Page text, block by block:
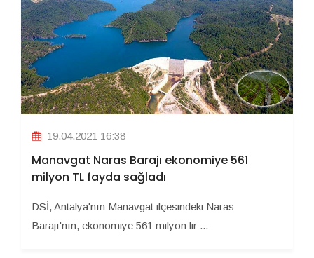
19.04.2021 16:38
Manavgat Naras Barajı ekonomiye 561
milyon TL fayda sağladı
DSİ, Antalya'nın Manavgat ilçesindeki Naras
Barajı'nın, ekonomiye 561 milyon lir ...